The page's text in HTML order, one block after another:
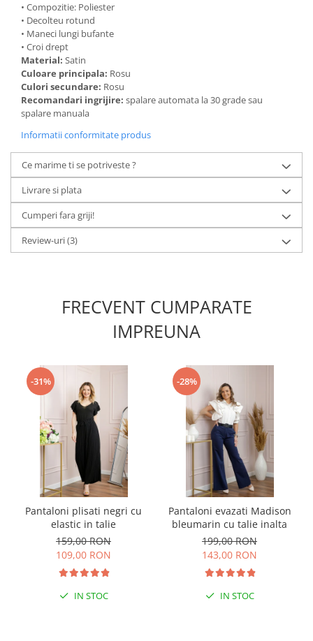
• Compozitie: Poliester
• Decolteu rotund
• Maneci lungi bufante
• Croi drept
Material: Satin
Culoare principala: Rosu
Culori secundare: Rosu
Recomandari ingrijire: spalare automata la 30 grade sau
spalare manuala
Informatii conformitate produs
Ce marime ti se potriveste ?
Livrare si plata
Cumperi fara griji!
Review-uri(3)
FRECVENT CUMPARATE
IMPREUNA
-31%
Pantaloni plisati negri cu
elastic in talie
159,00 RON
109,00 RON
IN STOC
-28%
Pantaloni evazati Madison
bleumarin cu talie inalta
199,00 RON
143,00 RON
IN STOC